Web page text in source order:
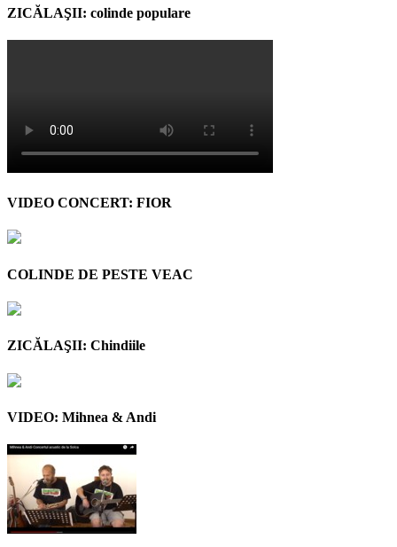
ZICĂLAŞII: colinde populare
VIDEO CONCERT: FIOR
COLINDE DE PESTE VEAC
ZICĂLAŞII: Chindiile
VIDEO: Mihnea & Andi